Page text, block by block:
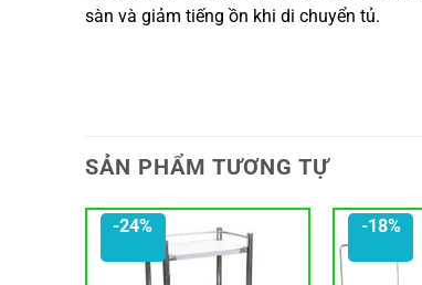
sàn và giảm tiếng ồn khi di chuyển tủ.
SẢN PHẨM TƯƠNG TỰ
-24% -18%